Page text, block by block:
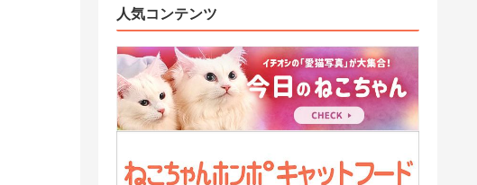
人気コンテンツ